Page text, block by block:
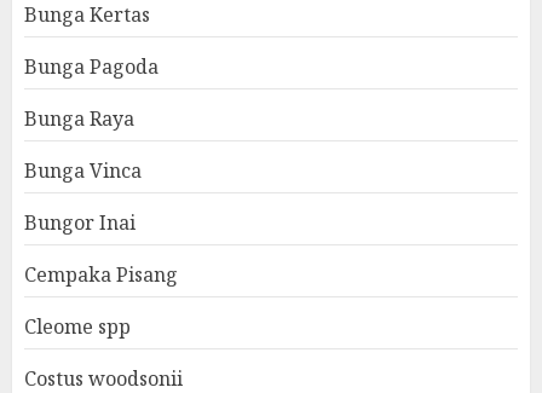
Bunga Kertas
Bunga Pagoda
Bunga Raya
Bunga Vinca
Bungor Inai
Cempaka Pisang
Cleome spp
Costus woodsonii